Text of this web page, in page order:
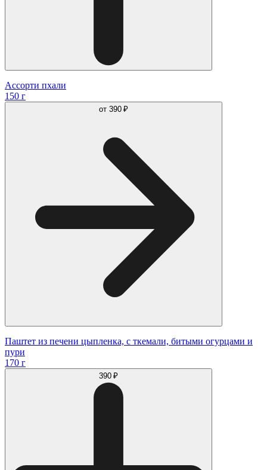
Ассорти пхали
150 г
от 390 ₽
Паштет из печени цыпленка, с ткемали, битыми огурцами и
пури
170 г
390 ₽